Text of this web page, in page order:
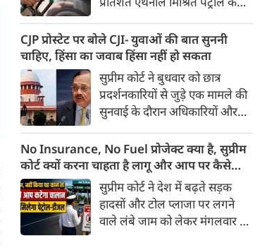
गलती स्वीकार करते हुए माफी मांगी
और इस पर अफसोस जताया।
आपके लिए बड़ी खबर है। भारी
उद्योग मंत्रालय ने स्पष्ट किया है कि
20 प्रतिशत से अधिक एथनॉल
मिश्रित ईंधन पर चलने वाले Flex-
Fuel वाहनों को बढ़ावा देने के लिए
सरकार ने अलग से कोई राष्ट्रीय नीति
नहीं बनाई है। मंत्रालय ने यह भी स्पष्ट
किया कि Flex-Fuel और Electric
Vehicles को प्रोत्साहित करने को
लेकर उसने फिलहाल कोई अलग
अध्ययन नहीं कराया है।
CJP प्रोस्टेट पर बोले CJI- युवाओं की बात सुननी
चाहिए, हिंसा का जवाब हिंसा नहीं हो सकता
सुप्रीम कोर्ट ने बुधवार को छात्र
प्रदर्शनकारियों से जुड़े एक मामले की
सुनवाई के दौरान अधिकारियों और
दी। कोर्ट ने कहा कि युवा छात्रों के
विरोध प्रदर्शन के दौरान हिंसा रोकने के
लिए अगर हिंसक तरीके अपनाए गए,
तो इससे स्थिति और बिगड़ सकती है।
No Insurance, No Fuel प्रोजेक्ट क्या है, सुप्रीम
कोर्ट क्यों करना चाहता है लागू और आप पर कैसे
पड़ेगा असर
सुप्रीम कोर्ट ने देश में बढ़ते सड़क
हादसों और टोल प्लाजा पर लगने
वाले लंबे जाम को लेकर मंगलवार को